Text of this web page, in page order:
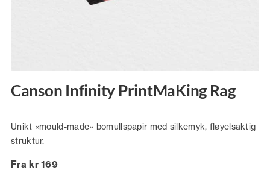
Canson Infinity PrintMaKing Rag
Unikt «mould-made» bomullspapir med silkemyk, fløyelsaktig
struktur.
Fra kr 169